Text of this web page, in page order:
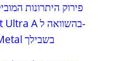
פירוק היתרונות
Revolut Metal בשבילך